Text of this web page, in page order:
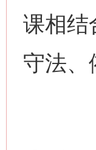
课相结
守法、
习近平